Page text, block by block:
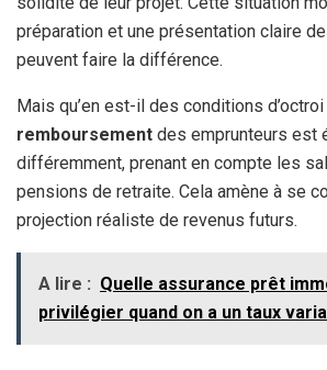
préparation et une présentation claire
peuvent faire la différence.
Mais qu’en est-il des conditions d’octroi
remboursement des emprunteurs est
différemment, prenant en compte les
pensions de retraite. Cela amène à se
projection réaliste de revenus futurs.
A lire : Quelle assurance prêt
privilégier quand on a un taux